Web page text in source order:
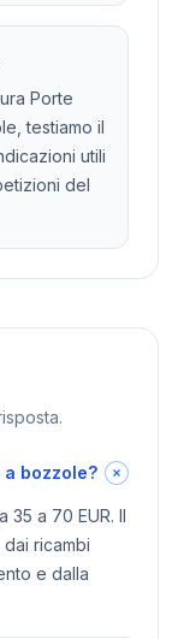
Porte
testiamo il
utili
del
bozzole?
35 a 70 EUR. Il
ricambi
e dalla